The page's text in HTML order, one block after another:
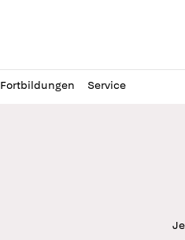
Fortbildungen Service